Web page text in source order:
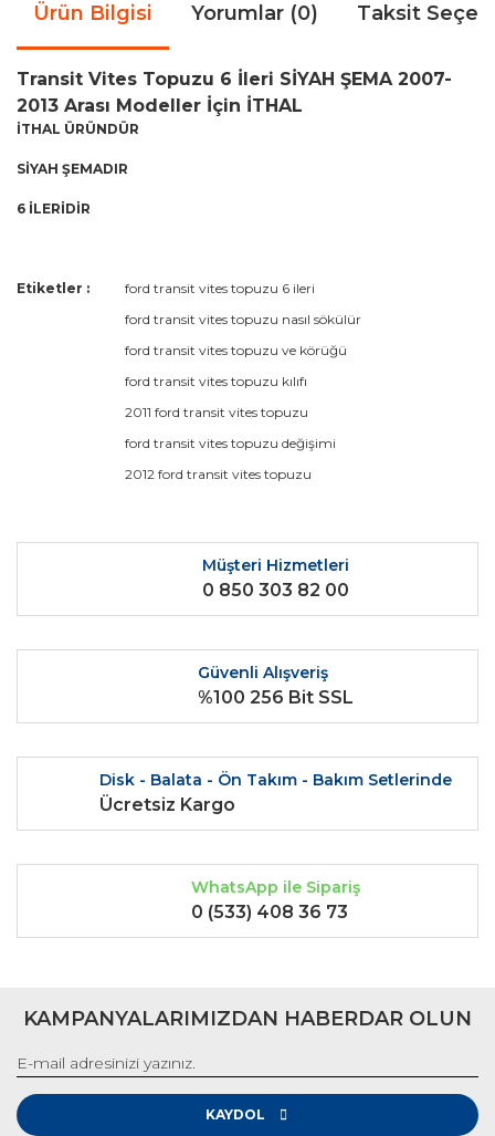
Ürün Bilgisi Yorumlar (0) Taksit
Transit Vites Topuzu 6 İleri SİYAH ŞEMA 2007-
2013 Arası Modeller İçin İTHAL
İTHAL ÜRÜNDÜR
SİYAH ŞEMADIR
6 İLERİDİR
Bu ürüne ilk yorumu siz yapın!
Yorum Yaz
Bu ürünün fiyat bilgisi, resim, ürün açıklamalarında ve diğer
kullanarak tarafımıza iletebilirsiniz.
Görüş ve önerileriniz için teşekkür ederiz.
Ürün açıklamasında eksik bilgiler bulunuyor.
Gönder
Etiketler :
ford transit vites topuzu 6 ileri
ford transit vites topuzu nasıl sökülür
ford transit vites topuzu ve körüğü
ford transit vites topuzu kılıfı
2011 ford transit vites topuzu
ford transit vites topuzu değişimi
2012 ford transit vites topuzu
Müşteri Hizmetleri
0 850 303 82 00
Güvenli Alışveriş
%100 256 Bit SSL
Disk - Balata - Ön Takım - Bakım Setlerinde
Ücretsiz Kargo
WhatsApp ile Sipariş
0 (533) 408 36 73
KAMPANYALARIMIZDAN HABERDAR OLUN
KAYDOL